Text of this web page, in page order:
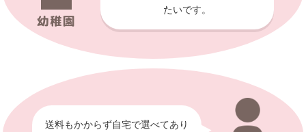
幼稚園
たいです。
送料もかからず自宅で選べてあり